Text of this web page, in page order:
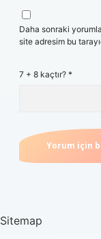
Daha sonraki
site adresim bu
7 + 8 kaçtır? *
Sitemap